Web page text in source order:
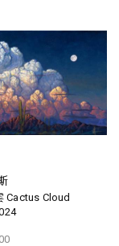
Cactus Cloud